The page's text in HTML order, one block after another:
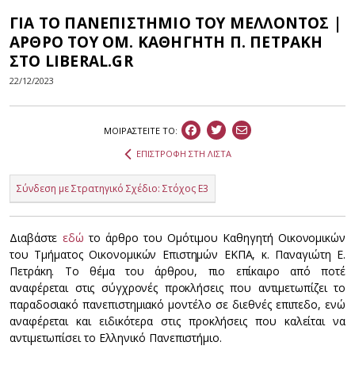
ΓΙΑ ΤΟ ΠΑΝΕΠΙΣΤΗΜΙΟ ΤΟΥ ΜΕΛΛΟΝΤΟΣ |
ΑΡΘΡΟ ΤΟΥ ΟΜ. ΚΑΘΗΓΗΤΗ Π. ΠΕΤΡΑΚΗ
ΣΤΟ LIBERAL.GR
22/12/2023
ΜΟΙΡΑΣΤEIΤΕ ΤΟ:
ΕΠΙΣΤΡΟΦΗ ΣΤΗ ΛΙΣΤΑ
Σύνδεση με Στρατηγικό Σχέδιο: Στόχος Ε3
Διαβάστε εδώτο άρθρο του Ομότιμου Καθηγητή Οικονομικών
του Τμήματος Οικονομικών Επιστημών ΕΚΠΑ, κ. Παναγιώτη Ε.
Πετράκη. Το θέμα του άρθρου, πιο επίκαιρο από ποτέ
αναφέρεται στις σύγχρονές προκλήσεις που αντιμετωπίζει το
παραδοσιακό πανεπιστημιακό μοντέλο σε διεθνές επιπεδο, ενώ
αναφέρεται και ειδικότερα στις προκλήσεις που καλείται να
αντιμετωπίσει το Ελληνικό Πανεπιστήμιο.